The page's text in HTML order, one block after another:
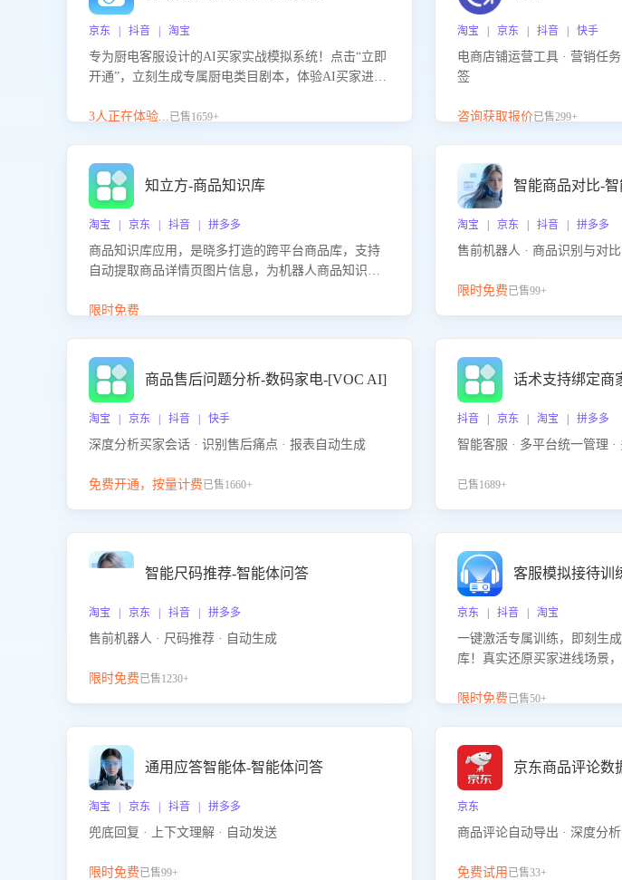
京东 | 抖音 | 淘宝
专为厨电客服设计的AI买家实战模拟系统！点击“立即
开通”，立刻生成专属厨电类目剧本，体验AI买家进线
能咨询”等真实场景应对技巧！
3人正在体验...已售1659+
淘宝 | 京东 | 抖音 | 快手
电商店铺运营工具 · 营销任
签
咨询获取报价已售299+
知立方-商品知识库
淘宝 | 京东 | 抖音 | 拼多多
商品知识库应用，是晓多打造的跨平台商品库，支持
自动提取商品详情页图片信息，为机器人商品知识问
商品知识。
限时免费
智能商品对比-
淘宝 | 京东 | 抖音 | 拼多多
售前机器人 · 商品识别与对
限时免费已售99+
商品售后问题分析-数码家电-[VOC AI]
淘宝 | 京东 | 抖音 | 快手
深度分析买家会话 · 识别售后痛点 · 报表自动生成
免费开通，按量计费已售1660+
话术支持绑定商
抖音 | 京东 | 淘宝 | 拼多多
智能客服 · 多平台统一管理 ·
已售1689+
智能尺码推荐-智能体问答
淘宝 | 京东 | 抖音 | 拼多多
售前机器人 · 尺码推荐 · 自动生成
限时免费已售1230+
客服模拟接待训
京东 | 抖音 | 淘宝
一键激活专属训练，即刻生
库！真实还原买家进线场景
升客服售前转化率。点击 “立
限时免费已售50+
通用应答智能体-智能体问答
淘宝 | 京东 | 抖音 | 拼多多
兜底回复 · 上下文理解 · 自动发送
限时免费已售99+
京东商品评论数
京东
商品评论自动导出 · 深度分
免费试用 已售33+